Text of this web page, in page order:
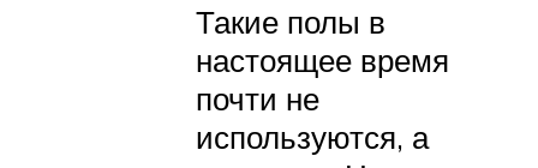
Такие полы в
настоящее время
почти не
используются, а